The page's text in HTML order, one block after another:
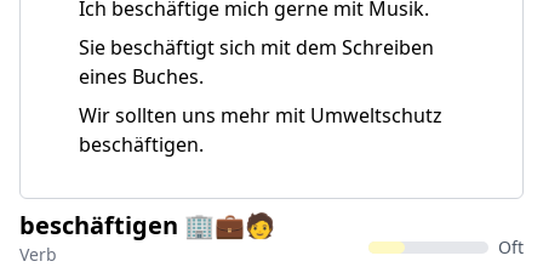
Ich beschäftige mich gerne mit Musik.
Sie beschäftigt sich mit dem Schreiben
eines Buches.
Wir sollten uns mehr mit Umweltschutz
beschäftigen.
beschäftigen 🏢💼🧑
Verb Oft